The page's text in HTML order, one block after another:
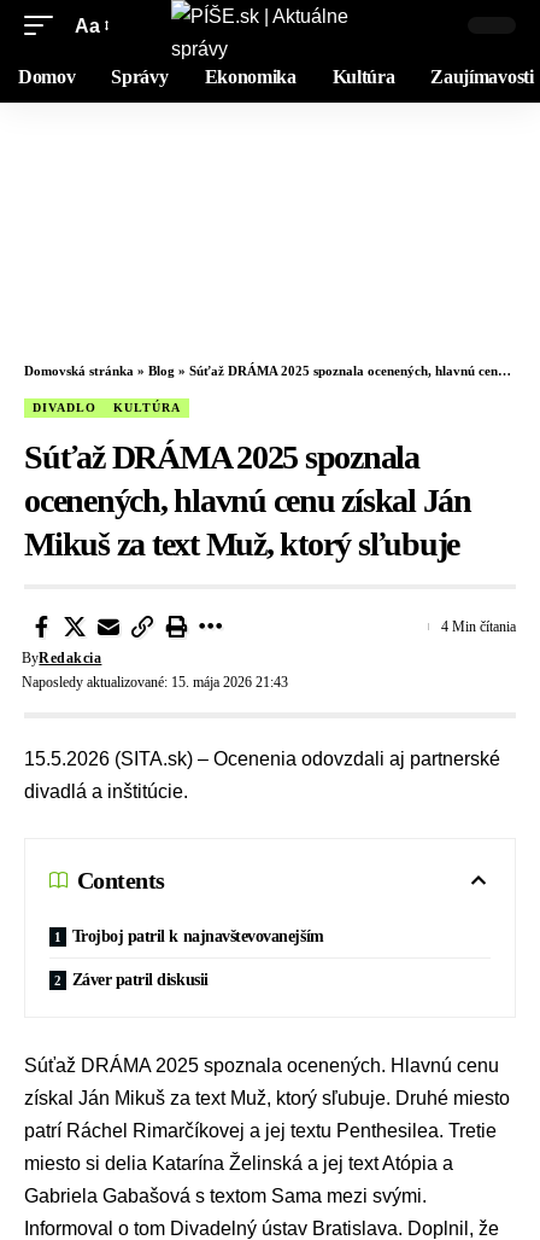
Aa
Domov Správy Ekonomika Kultúra Zaujímavosti
Domovská stránka » Blog » Súťaž DRÁMA 2025 spoznala ocenených, hlavnú cenu získal Ján Mikuš za text Muž, ktorý sľubuje
DIVADLO KULTÚRA
Súťaž DRÁMA 2025 spoznala
ocenených, hlavnú cenu získal Ján
Mikuš za text Muž, ktorý sľubuje
Naposledy aktualizované: 15. mája 2026 21:43
ByRedakcia
4 Min čítania
15.5.2026 (SITA.sk) – Ocenenia odovzdali aj partnerské
divadlá a inštitúcie.
Contents
Trojboj patril k najnavštevovanejším
Záver patril diskusii
Súťaž DRÁMA 2025 spoznala ocenených. Hlavnú cenu
získal Ján Mikuš za text Muž, ktorý sľubuje. Druhé miesto
patrí Ráchel Rimarčíkovej a jej textu Penthesilea. Tretie
miesto si delia Katarína Želinská a jej text Atópia a
Gabriela Gabašová s textom Sama mezi svými.
Informoval o tom Divadelný ústav Bratislava. Doplnil, že